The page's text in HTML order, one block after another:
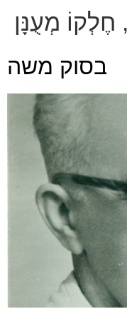
חֶלְקוֹ מְעֻנָּן
בסוק משה